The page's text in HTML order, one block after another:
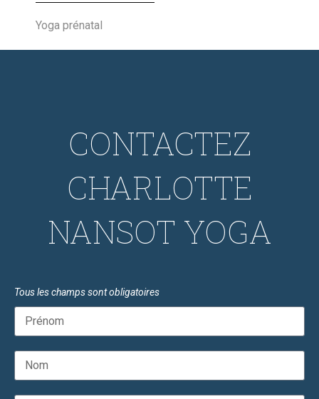
Yoga prénatal
CONTACTEZ
CHARLOTTE
NANSOT YOGA
Tous les champs sont obligatoires